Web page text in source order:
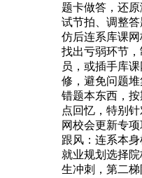
题卡做答，还
试节拍、调整
仿后连系库课
找出亏弱环节
员，或插手库
修，避免问题
错题本东西，
点回忆，特别
网校会更新专
跟风：连系本
就业规划选择
生冲刺，第二